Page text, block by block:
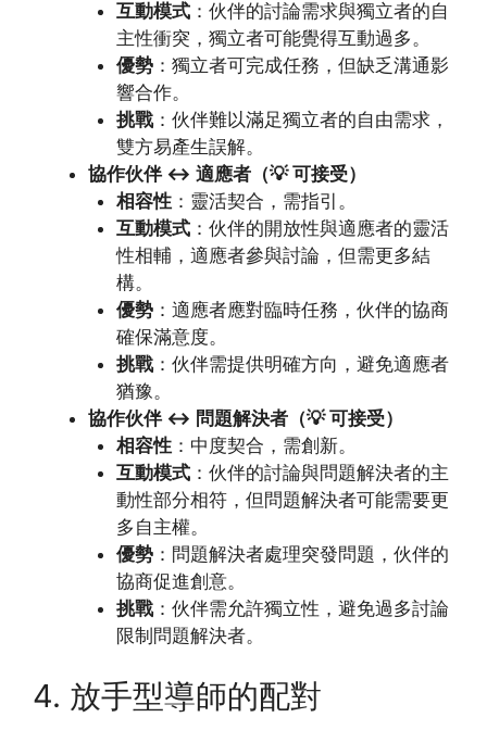
互動模式：伙伴的討論需求與獨立者的自
主性衝突，獨立者可能覺得互動過多。
優勢：獨立者可完成任務，但缺乏溝通影
響合作。
挑戰：伙伴難以滿足獨立者的自由需求，
雙方易產生誤解。
協作伙伴 ↔ 適應者（💡 可接受）
相容性：靈活契合，需指引。
互動模式：伙伴的開放性與適應者的靈活
性相輔，適應者參與討論，但需更多結
構。
優勢：適應者應對臨時任務，伙伴的協商
確保滿意度。
挑戰：伙伴需提供明確方向，避免適應者
猶豫。
協作伙伴 ↔ 問題解決者（💡 可接受）
相容性：中度契合，需創新。
互動模式：伙伴的討論與問題解決者的主
動性部分相符，但問題解決者可能需要更
多自主權。
優勢：問題解決者處理突發問題，伙伴的
協商促進創意。
挑戰：伙伴需允許獨立性，避免過多討論
限制問題解決者。
4. 放手型導師的配對